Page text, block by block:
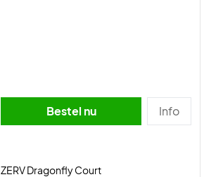
Bestel nu Info
ZERV Dragonfly Court